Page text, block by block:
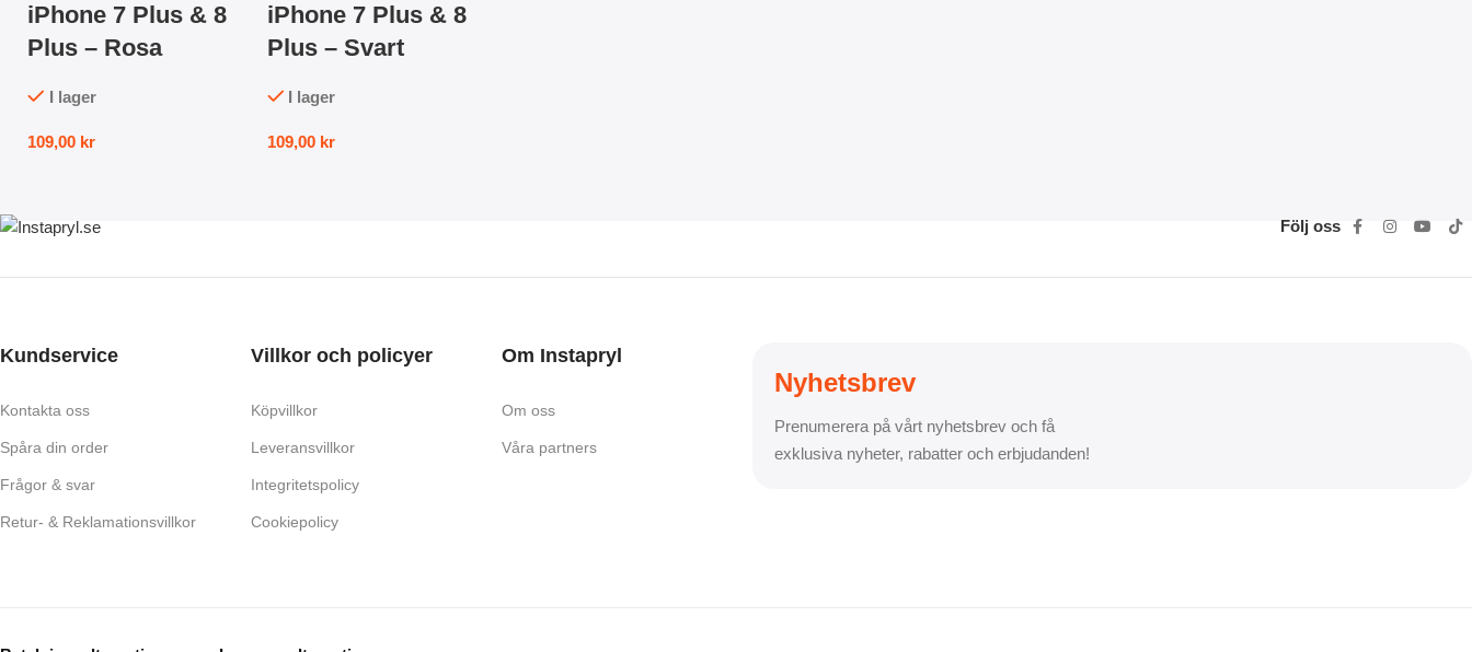
iPhone 7 Plus & 8
Plus – Rosa
I lager
109,00 kr
iPhone 7 Plus & 8
Plus – Svart
I lager
109,00 kr
Följ oss
Kundservice
Kontakta oss
Spåra din order
Frågor & svar
Retur- & Reklamationsvillkor
Villkor och policyer
Köpvillkor
Leveransvillkor
Integritetspolicy
Cookiepolicy
Om Instapryl
Om oss
Våra partners
Nyhetsbrev
Prenumerera på vårt nyhetsbrev och få
exklusiva nyheter, rabatter och erbjudanden!